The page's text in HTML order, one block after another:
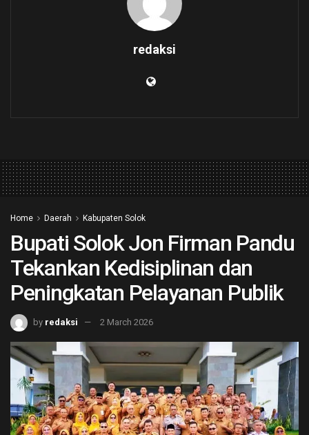
redaksi
Home Daerah Kabupaten Solok
Bupati Solok Jon Firman Pandu
Tekankan Kedisiplinan dan
Peningkatan Pelayanan Publik
by redaksi 2 March 2026